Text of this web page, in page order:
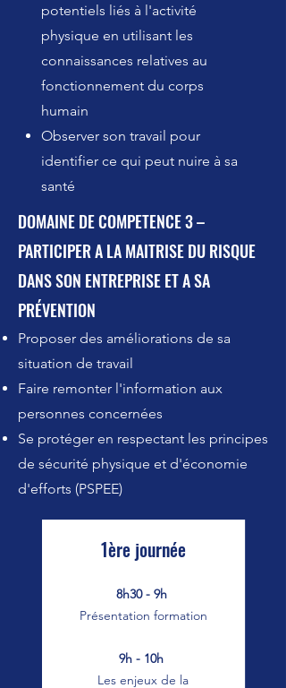
potentiels liés à l'activité
physique en utilisant les
connaissances relatives au
fonctionnement du corps
humain
Observer son travail pour
identifier ce qui peut nuire à sa
santé
DOMAINE DE COMPETENCE 3 –
PARTICIPER A LA MAITRISE DU RISQUE
DANS SON ENTREPRISE ET A SA
PRÉVENTION
Proposer des améliorations de sa
situation de travail
Faire remonter l'information aux
personnes concernées
Se protéger en respectant les principes
de sécurité physique et d'économie
d'efforts (PSPEE)
1ère journée
8h30 - 9h
Présentation formation
9h - 10h
Les enjeux de la